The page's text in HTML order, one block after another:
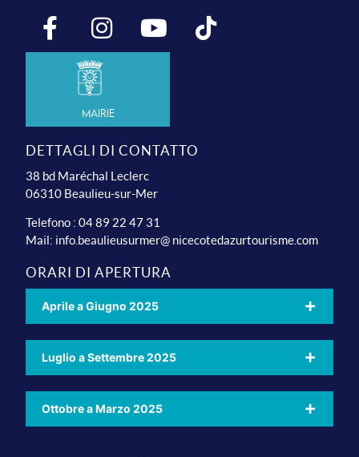
Mairie
DETTAGLI DI CONTATTO
38 bd Maréchal Leclerc
06310 Beaulieu-sur-Mer
Telefono : 04 89 22 47 31
Mail: info.beaulieusurmer@ nicecotedazurtourisme.com
ORARI DI APERTURA
Aprile a Giugno 2025
Luglio a Settembre 2025
Ottobre a Marzo 2025